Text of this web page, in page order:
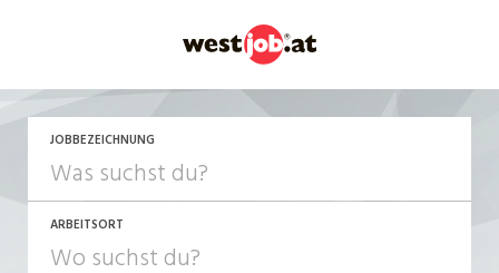
JOBBEZEICHNUNG
ARBEITSORT